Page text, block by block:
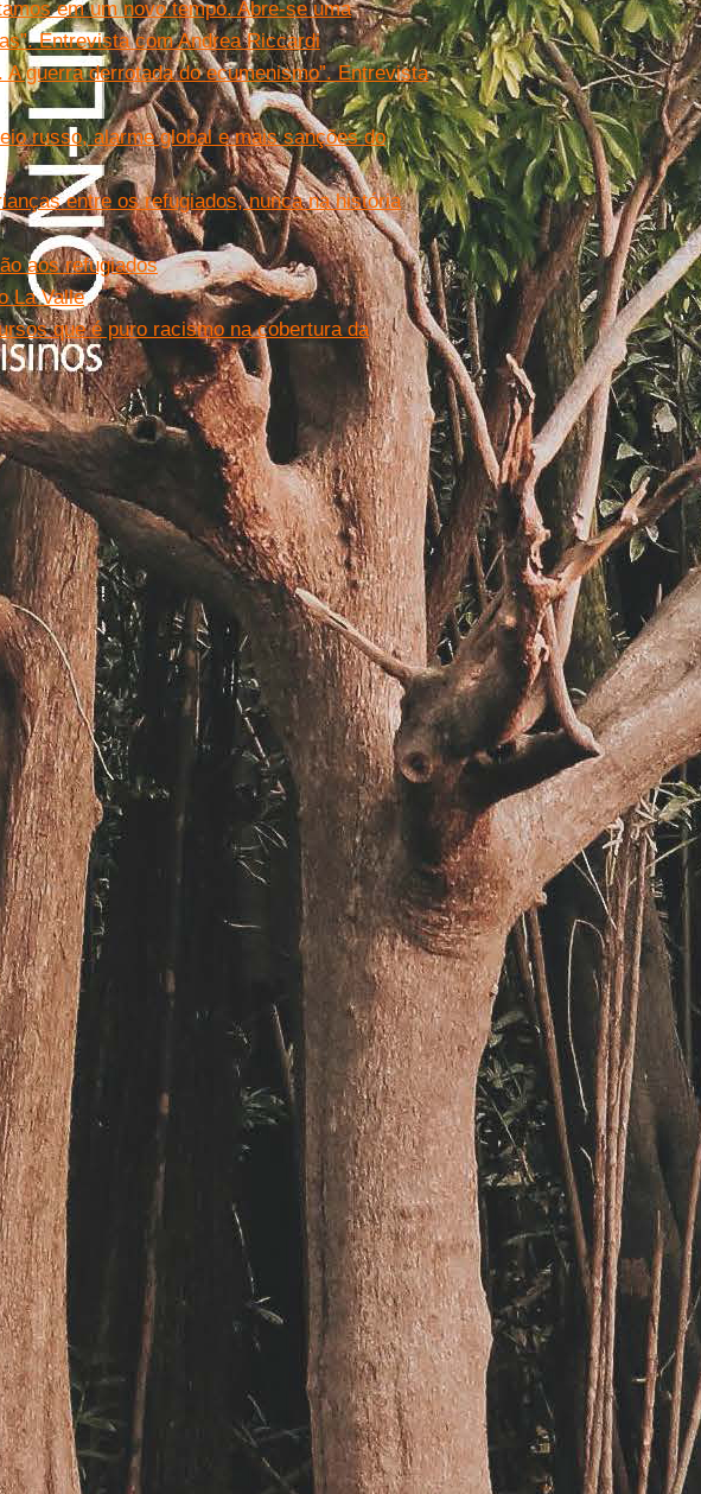
em um novo tempo. Abre-se uma
Entrevista com Andrea Riccardi
guerra derrotada do ecumenismo”. Entrevista
russo, alarme global e mais sanções do
entre os refugiados, nunca na história
aos refugiados
La Valle
que é puro racismo na cobertura da